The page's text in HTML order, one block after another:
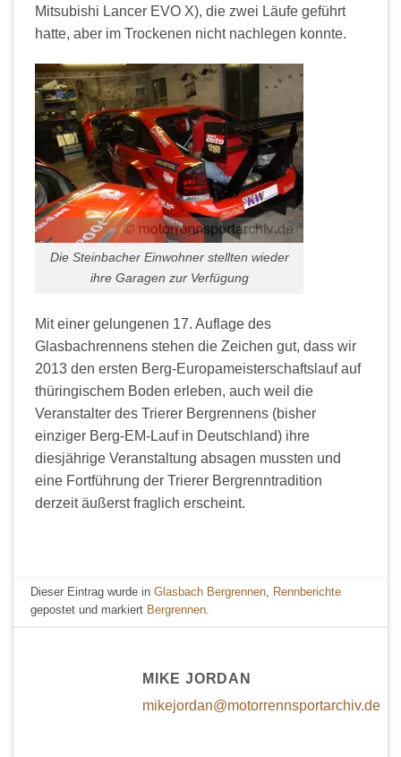
Mitsubishi Lancer EVO X), die zwei Läufe geführt
hatte, aber im Trockenen nicht nachlegen konnte.
Die Steinbacher Einwohner stellten wieder
ihre Garagen zur Verfügung
Mit einer gelungenen 17. Auflage des
Glasbachrennens stehen die Zeichen gut, dass wir
2013 den ersten Berg-Europameisterschaftslauf auf
thüringischem Boden erleben, auch weil die
Veranstalter des Trierer Bergrennens (bisher
einziger Berg-EM-Lauf in Deutschland) ihre
diesjährige Veranstaltung absagen mussten und
eine Fortführung der Trierer Bergrenntradition
derzeit äußerst fraglich erscheint.
Dieser Eintrag wurde inGlasbach Bergrennen, Rennberichte
gepostet und markiert Bergrennen.
MIKE JORDAN
mikejordan@motorrennsportarchiv.de